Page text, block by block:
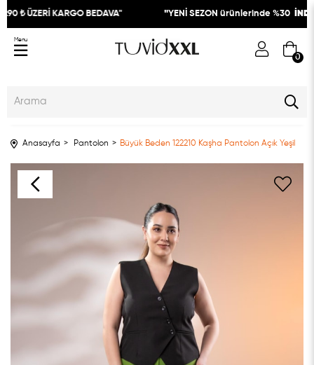
₺ ÜZERİ KARGO BEDAVA" YENİ SEZON ürünlerinde %30
0
Menu
Anasayfa Pantolon Büyük Beden 122210 Kaşha Pantolon Açık Yeşil